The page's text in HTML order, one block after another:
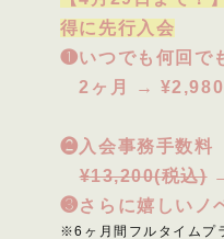
得に先行入会
❶いつでも何回で
2ヶ月 →
❷入会事務手数料
¥13,200(税込)
❸さらに嬉しいノ
※6ヶ月間フルタイムプ